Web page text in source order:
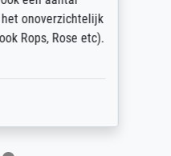
onoverzichtelijk
Rops, Rose etc).